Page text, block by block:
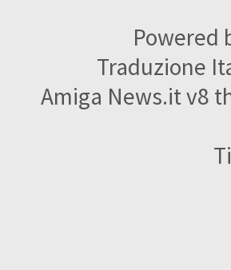
Powered
Traduzione
Amiga News.it v8